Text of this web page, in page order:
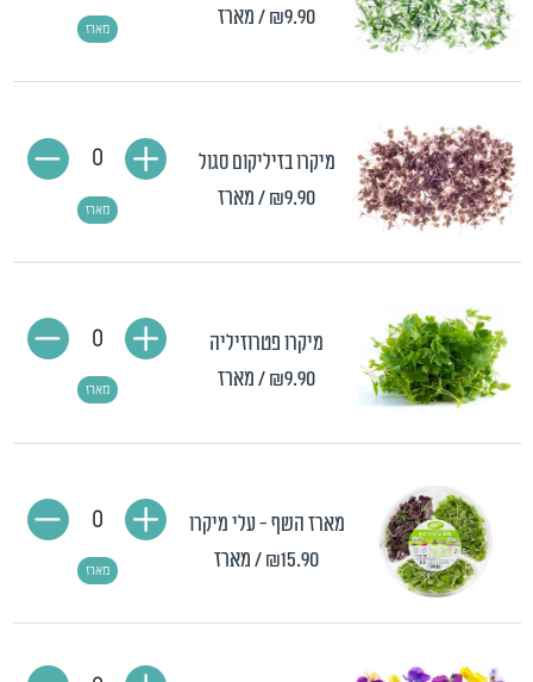
₪9.90/ מארז מארז
מיקרו בזיליקום סגול
₪9.90/ מארז מארז
0
מיקרו פטרוזיליה
₪9.90/ מארז מארז
0
מארז השף - עלי מיקרו
₪15.90/ מארז מארז
0